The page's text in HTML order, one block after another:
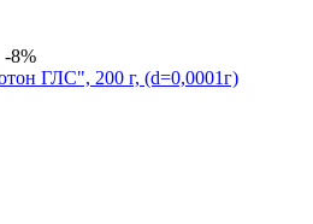
-8%
ГЛС", 200 г, (d=0,0001г)